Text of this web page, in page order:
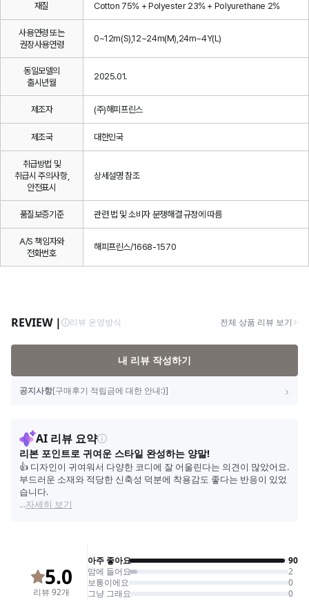
재질 Cotton 75% + Polyester 23% + Polyurethane 2%
사용연령 또는
권장사용연령
0~12m(S),12~24m(M),24m~4Y(L)
동일모델의
출시년월
2025.01.
제조자 (주)해피프린스
제조국 대한민국
취급방법 및
취급시 주의사항,
안전표시
상세설명 참조
품질보증기준 관련 법 및 소비자 분쟁해결 규정에 따름
A/S 책임자와
전화번호
해피프린스/1668-1570